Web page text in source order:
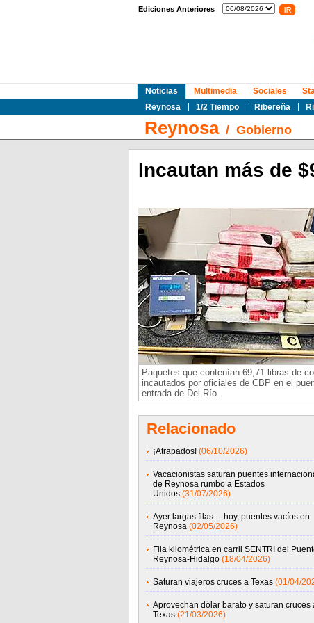
Ediciones Anteriores
Noticias
Reynosa
1/2 Tiempo Ribereña
Multimedia Sociales
Reynosa/ Gobierno
Incautan más de
Paquetes que contenían 69,71 libras de
incautados por oficiales de CBP en el
entrada de Del Río.
Relacionado
¡Atrapados! (06/10/2026)
Vacacionistas saturan puentes
de Reynosa rumbo a Estados
Unidos (31/07/2026)
Ayer largas filas… hoy, puentes vacíos en
Reynosa (02/05/2026)
Fila kilométrica en carril SENTRI del
Reynosa-Hidalgo (18/04/2026)
Saturan viajeros cruces a Texas (01/04/
Aprovechan dólar barato y saturan cruces
Texas (21/03/2026)